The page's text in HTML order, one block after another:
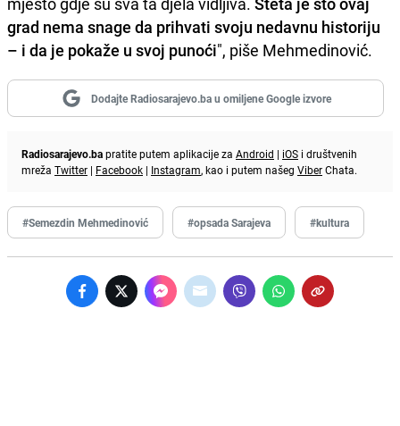
grad nema snage da prihvati svoju nedavnu historiju
– i da je pokaže u svoj punoći", piše Mehmedinović.
Dodajte Radiosarajevo.ba u omiljene Google izvore
Radiosarajevo.bapratite putem aplikacije za Android | iOS i društvenih
mreža Twitter | Facebook | Instagram, kao i putem našeg ViberChata.
#Semezdin Mehmedinović #opsada Sarajeva #kultura